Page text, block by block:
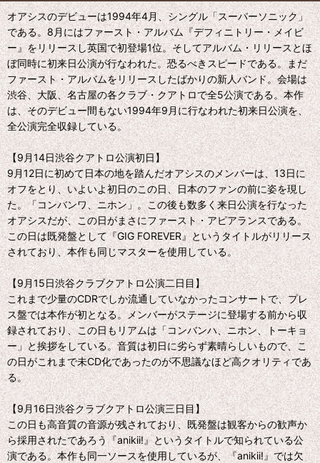
オアシスのデビューは1994年4月、シングル「スーパーソニック」
である。8月にはファースト・アルバム『デフィニトリー・メイビ
ー』をリリースし英国で初登場1位。そしてアルバム・リリースとほ
ぼ同時に初来日公演が行なわれた。恐るべきスピードである。まだ
ファースト・アルバムをリリースしたばかりの新人バンド。会場は
渋谷、大阪、名古屋の各クラブ・クアトロで全5公演である。本作
は、そのデビュー間もない1994年9月に行なわれた初来日公演を、
全公演完全収録している。
【9月14日渋谷クアトロ公演初日】
9月12日に初めて日本の地を踏んだオアシスのメンバーは、13日に
オフをとり、いよいよ初日のこの日、日本のファンの前に姿を現し
た。「コンバンワ、ニホン」。この後も数多く来日公演を行なった
オアシスだが、この日がまさにファースト・アピアランスである。
この日は既発盤として『GIG FOREVER』というタイトルがリリース
されており、本作も同じマスターを使用している。
【9月15日渋谷クラブクアトロ公演二日目】
これまで少量のCDRでしか流通していなかったコンサートで、プレ
ス盤では本作が初となる。メンバーがステージに登場する前から収
録されており、この日もリアムは「コンバンハ、ニホン、トーキョ
ー」と挨拶をしている。音質は初日に劣らず素晴らしいもので、こ
の日がこれまで未CD化であったのが不思議なほど高クオリティであ
る。
【9月16日渋谷クラブクアトロ公演三日目】
この日も高音質の音源が残されており、既発盤は観客からの歓声か
ら採用されたであろう『anikii!』というタイトルで知られている公
演である。本作も同一ソースを使用しているが、『anikii!』では欠